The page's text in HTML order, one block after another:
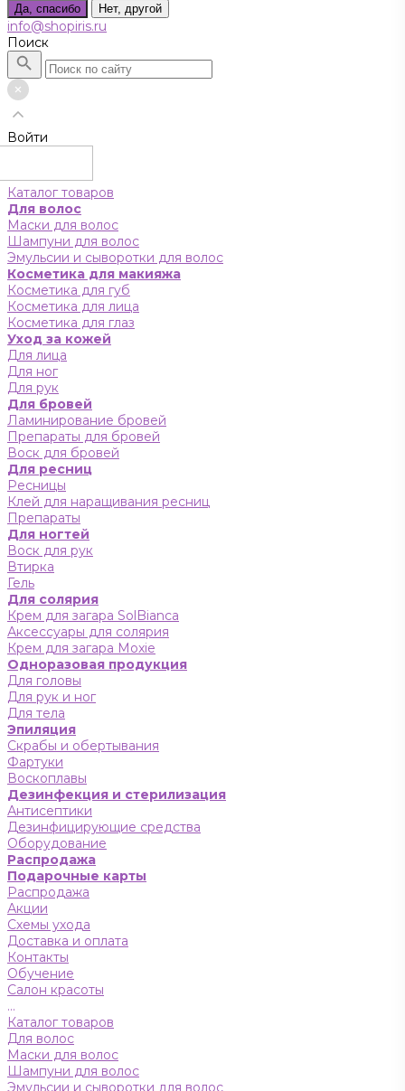
Да, спасибо Нет, другой
info@shopiris.ru
Поиск
Войти
Каталог товаров
Для волос
Маски для волос
Шампуни для волос
Эмульсии и сыворотки для волос
Косметика для макияжа
Косметика для губ
Косметика для лица
Косметика для глаз
Уход за кожей
Для лица
Для ног
Для рук
Для бровей
Ламинирование бровей
Препараты для бровей
Воск для бровей
Для ресниц
Ресницы
Клей для наращивания ресниц
Препараты
Для ногтей
Воск для рук
Втирка
Гель
Для солярия
Крем для загара SolBianca
Аксессуары для солярия
Крем для загара Moxie
Одноразовая продукция
Для головы
Для рук и ног
Для тела
Эпиляция
Скрабы и обертывания
Фартуки
Воскоплавы
Дезинфекция и стерилизация
Антисептики
Дезинфицирующие средства
Оборудование
Распродажа
Подарочные карты
Распродажа
Акции
Схемы ухода
Доставка и оплата
Контакты
Обучение
Салон красоты
...
Каталог товаров
Для волос
Маски для волос
Шампуни для волос
Эмульсии и сыворотки для волос